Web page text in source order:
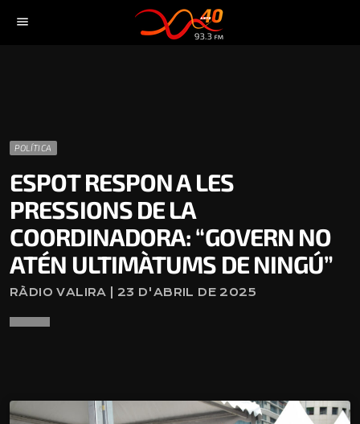
menu
POLÍTICA
ESPOT RESPON A LES
PRESSIONS DE LA
COORDINADORA: “GOVERN NO
ATÉN ULTIMÀTUMS DE NINGÚ”
RÀDIO VALIRA | 23 D'ABRIL DE 2025